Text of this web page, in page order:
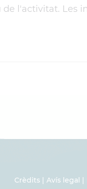
l'activitat. Les
Crèdits Avís legal